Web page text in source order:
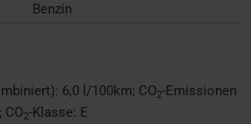
Benzin
6,0 l/100km; CO2-Emissionen
; CO2-Klasse: E